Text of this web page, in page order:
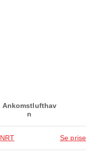
Ankomstlufthav
n
NRT Se